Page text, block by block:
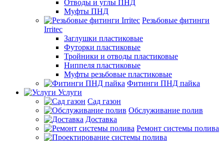
Отводы и углы ПНД
Муфты ПНД
Резьбовые фитинги
Irritec
Заглушки пластиковые
Футорки пластиковые
Тройники и отводы пластиковые
Ниппеля пластиковые
Муфты резьбовые пластиковые
Фитинги ПНД пайка
Услуги
Сад газон
Обслуживание полив
Доставка
Ремонт системы полива